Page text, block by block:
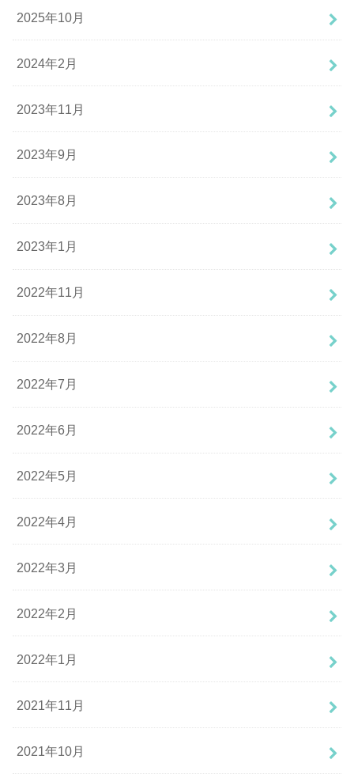
2025年10月
2024年2月
2023年11月
2023年9月
2023年8月
2023年1月
2022年11月
2022年8月
2022年7月
2022年6月
2022年5月
2022年4月
2022年3月
2022年2月
2022年1月
2021年11月
2021年10月